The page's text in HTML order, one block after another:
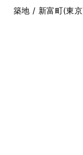
築地 / 新富町(東